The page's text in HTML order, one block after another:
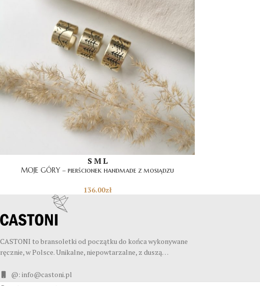
S ML
MOJE GÓRY – pierścionek handmade z mosiądzu
136.00zł
CASTONI to bransoletki od początku do końca wykonywane
ręcznie, w Polsce. Unikalne, niepowtarzalne, z duszą…
@: info@castoni.pl